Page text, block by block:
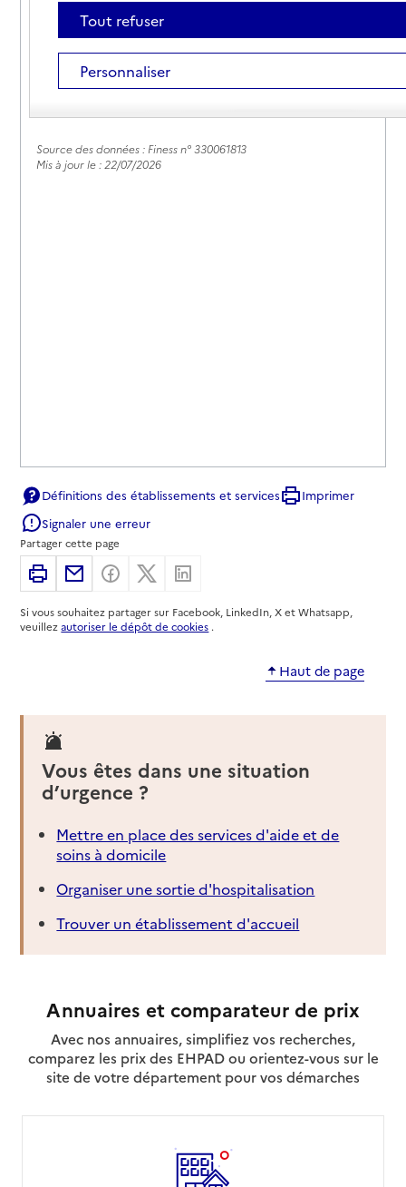
33490-Caudrot
05 56 62 75 00
Contact
Source des données : Finess n° 330061813
Mis à jour le : 22/07/2026
Définitions des établissements et services
Imprimer
Signaler une erreur
Partager cette page
ImprimerPartager par email
Partager sur Facebook
Partager sur X
Si vous souhaitez partager sur Facebook, LinkedIn, X et Whatsapp,
veuillezautoriser le dépôt de cookies .
Haut de page
Vous êtes dans une situation
d’urgence ?
Mettre en place des services d'aide et de
soins à domicile
Organiser une sortie d'hospitalisation
Trouver un établissement d'accueil
Annuaires et comparateur de prix
Avec nos annuaires, simplifiez vos recherches,
comparez les prix des EHPAD ou orientez-vous sur le
site de votre département pour vos démarches
Tout refuser
Personnaliser